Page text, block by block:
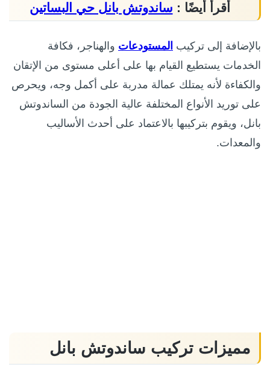
أقرأ أيضًا : ساندوتش بانل حي البساتين
بالإضافة إلى تركيب المستودعات والهناجر، فكافة
الخدمات يستطيع القيام بها على أعلى مستوى من الإتقان
والكفاءة لأنه يمتلك عمالة مدربة على أكمل وجه، ويحرص
على توريد الأنواع المختلفة عالية الجودة من الساندوتش
بانل، ويقوم بتركيبها بالاعتماد على أحدث الأساليب
والمعدات.
مميزات تركيب ساندوتش بانل